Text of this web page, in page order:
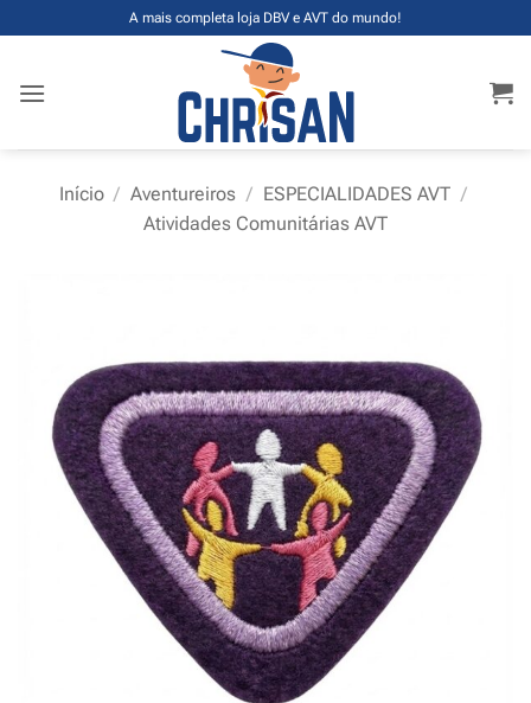
to
A mais completa loja DBV e AVT do mundo!
Início / Aventureiros / ESPECIALIDADES AVT /
Atividades Comunitárias AVT